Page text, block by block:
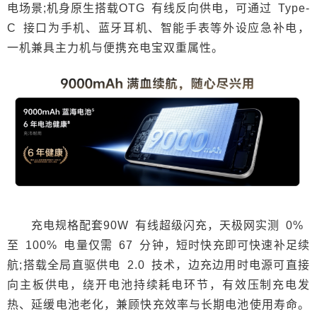
电场景;机身原生搭载OTG 有线反向供电，可通过 Type-
C 接口为手机、蓝牙耳机、智能手表等外设应急补电，
一机兼具主力机与便携充电宝双重属性。
充电规格配套90W 有线超级闪充，天极网实测 0%
至 100% 电量仅需 67 分钟，短时快充即可快速补足续
航;搭载全局直驱供电 2.0 技术，边充边用时电源可直接
向主板供电，绕开电池持续耗电环节，有效压制充电发
热、延缓电池老化，兼顾快充效率与长期电池使用寿命。